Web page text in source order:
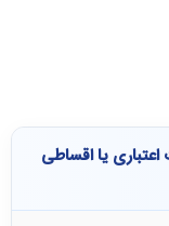
یا اقساطی